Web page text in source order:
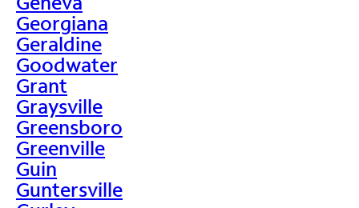
Georgiana
Geraldine
Goodwater
Grant
Graysville
Greensboro
Greenville
Guin
Guntersville